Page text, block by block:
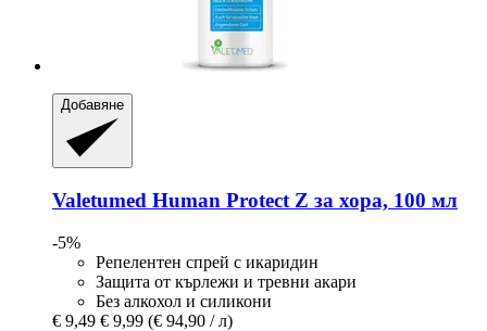
Добавяне
Valetumed Human Protect Z за хора, 100 мл
-5%
Репелентен спрей с икаридин
Защита от кърлежи и тревни акари
Без алкохол и силикони
€ 9,49 € 9,99 (€ 94,90 / л)